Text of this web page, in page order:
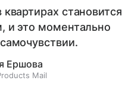
становится
и это моментально
Ершова
Mail